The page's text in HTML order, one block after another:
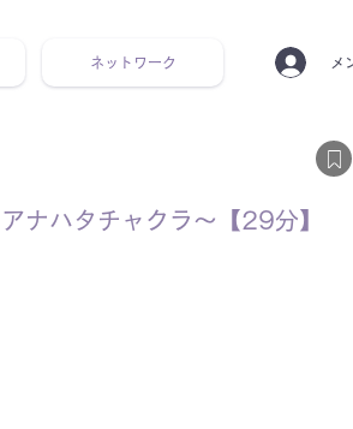
ネットワーク メ
ナハタチャクラ〜【29分】